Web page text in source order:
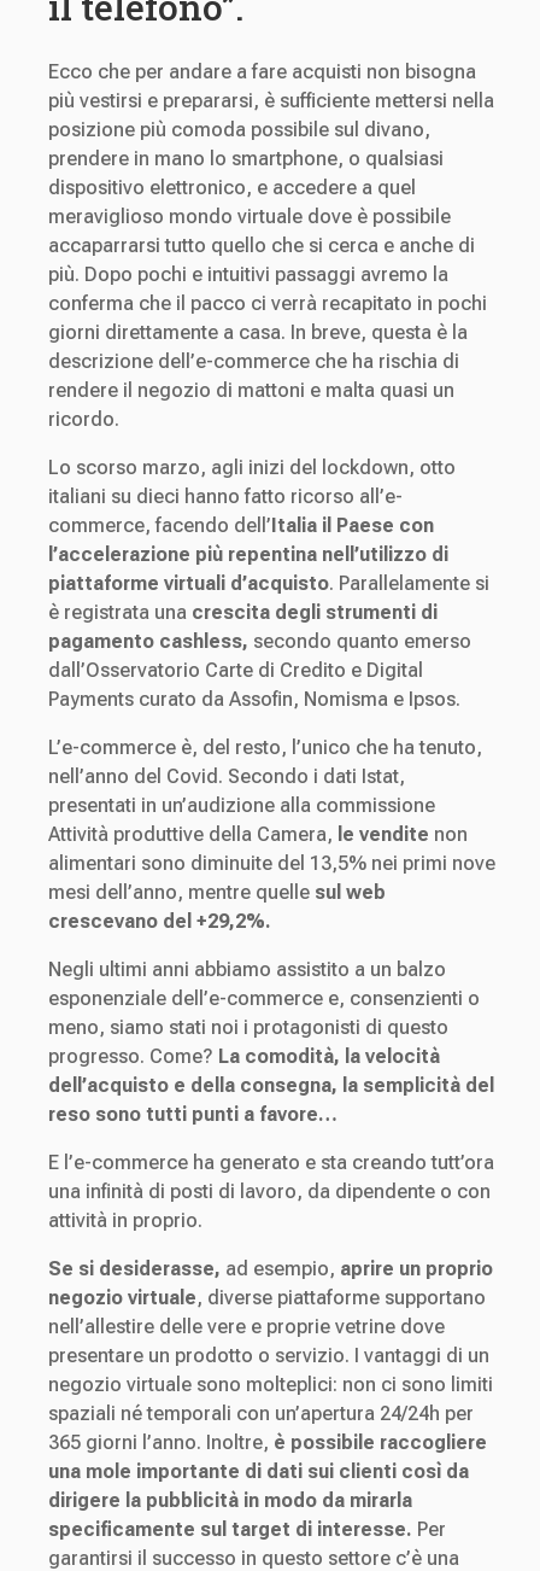
Ecco che per andare a fare acquisti non bisogna
più vestirsi e prepararsi, è sufficiente mettersi nella
posizione più comoda possibile sul divano,
prendere in mano lo smartphone, o qualsiasi
dispositivo elettronico, e accedere a quel
meraviglioso mondo virtuale dove è possibile
accaparrarsi tutto quello che si cerca e anche di
più. Dopo pochi e intuitivi passaggi avremo la
conferma che il pacco ci verrà recapitato in pochi
giorni direttamente a casa. In breve, questa è la
descrizione dell’e-commerce che ha rischia di
rendere il negozio di mattoni e malta quasi un
ricordo.
Lo scorso marzo, agli inizi del lockdown, otto
italiani su dieci hanno fatto ricorso all’e-
commerce, facendo dell’Italia il Paese con
l’accelerazione più repentina nell’utilizzo di
piattaforme virtuali d’acquisto. Parallelamente si
è registrata una crescita degli strumenti di
pagamento cashless, secondo quanto emerso
dall’Osservatorio Carte di Credito e Digital
Payments curato da Assofin, Nomisma e Ipsos.
L’e-commerce è, del resto, l’unico che ha tenuto,
nell’anno del Covid. Secondo i dati Istat,
presentati in un’audizione alla commissione
Attività produttive della Camera, le vendite non
alimentari sono diminuite del 13,5% nei primi nove
mesi dell’anno, mentre quelle sul web
crescevano del +29,2%.
Negli ultimi anni abbiamo assistito a un balzo
esponenziale dell’e-commerce e, consenzienti o
meno, siamo stati noi i protagonisti di questo
progresso. Come? La comodità, la velocità
dell’acquisto e della consegna, la semplicità del
reso sono tutti punti a favore…
E l’e-commerce ha generato e sta creando tutt’ora
una infinità di posti di lavoro, da dipendente o con
attività in proprio.
Se si desiderasse, ad esempio, aprire un proprio
negozio virtuale, diverse piattaforme supportano
nell’allestire delle vere e proprie vetrine dove
presentare un prodotto o servizio. I vantaggi di un
negozio virtuale sono molteplici: non ci sono limiti
spaziali né temporali con un’apertura 24/24h per
365 giorni l’anno. Inoltre, è possibile raccogliere
una mole importante di dati sui clienti così da
dirigere la pubblicità in modo da mirarla
specificamente sul target di interesse. Per
garantirsi il successo in questo settore c’è una